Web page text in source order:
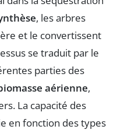
, les arbres
et le convertissent
se traduit par le
parties des
aérienne,
La capacité des
en fonction des types